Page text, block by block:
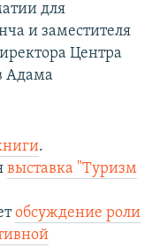
для
и заместителя
Центра
Адама
.
выставка "Туризм
обсуждение роли